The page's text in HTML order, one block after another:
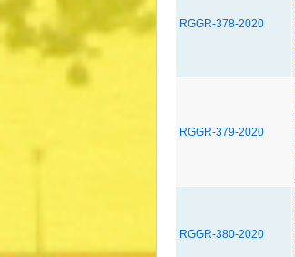
RGGR-378-2020
RGGR-379-2020
RGGR-380-2020